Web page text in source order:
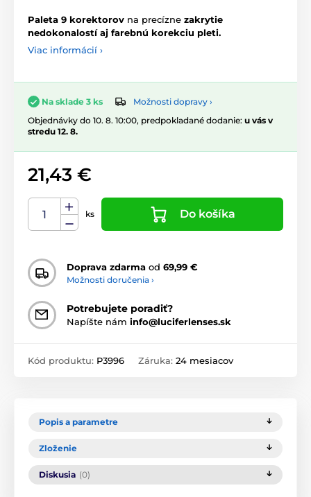
Paleta 9 korektorov na precízne zakrytie
nedokonalostí aj farebnú korekciu pleti.
Viac informácií ›
Na sklade 3 ks
Možnosti dopravy ›
Objednávky do 10. 8. 10:00, predpokladané dodanie: u vás v
stredu 12. 8.
21,43 €
ks Do košíka
Doprava zdarma od 69,99 €
Možnosti doručenia ›
Potrebujete poradiť?
Napíšte nám info@luciferlenses.sk
Kód produktu: P3996 Záruka: 24 mesiacov
Popis a parametre
Zloženie
Diskusia (0)